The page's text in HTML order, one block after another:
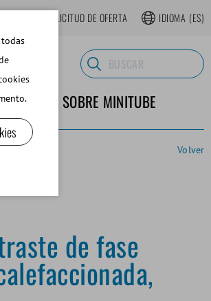
SOLICITUD DE OFERTA IDIOMA (ES)
SOBRE MINITUBE
Volver
de fase